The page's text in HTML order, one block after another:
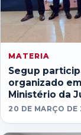
MATERIA
Segup
organizado
Ministério da
20 DE MARÇO